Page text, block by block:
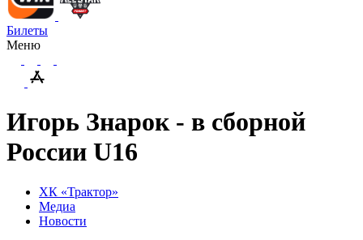
Билеты
Меню
Игорь Знарок - в сборной
России U16
ХК «Трактор»
Медиа
Новости